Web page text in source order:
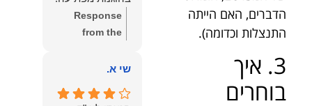
הדברים, האם הייתה
התנצלות וכדומה).
3. איך
בוחרים
שווה את הכל.
נשמח תמיד
לעמוד לרשותך!
משרד עורכי דין
ונוטריון
Response
from the
יהודה, תודה
שמחנו מאוד
שי א.